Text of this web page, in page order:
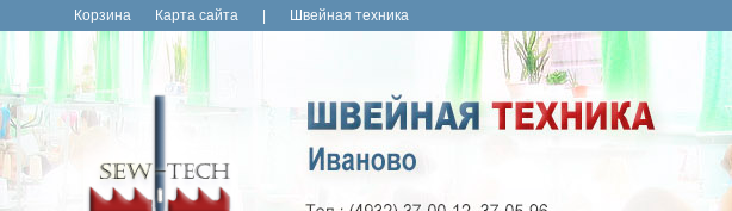
Корзина Карта сайта Швейная техника